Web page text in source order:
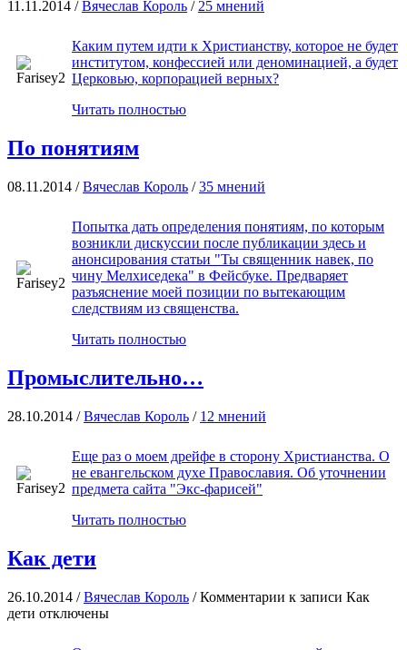
11.11.2014 /Вячеслав Король /25 мнений
Каким путем идти к Христианству, которое не будет
институтом, конфессией или деноминацией, а будет
Церковью, корпорацией верных?
Читать полностью
По понятиям
08.11.2014 /Вячеслав Король /35 мнений
Попытка дать определения понятиям, по которым
возникли дискуссии после публикации здесь и
анонсирования статьи "Ты священник навек, по
чину Мелхиседека" в Фейсбуке. Предваряет
разъяснение моей позиции по вытекающим
следствиям из священства.
Читать полностью
Промыслительно…
28.10.2014 /Вячеслав Король / 12 мнений
Еще раз о моем дрейфе в сторону Христианства. О
не евангельском духе Православия. Об уточнении
предмета сайта "Экс-фарисей"
Читать полностью
Как дети
26.10.2014 /Вячеслав Король /Комментарии к записи Как
дети отключены